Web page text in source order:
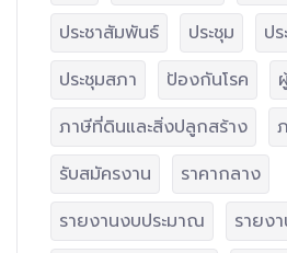
ประชาสัมพันธ์
ประชุม
ป
ประชุมสภา
ป้องกันโรค
ภาษีที่ดินและสิ่งปลูกสร้าง
รับสมัครงาน
ราคากลาง
รายงานงบประมาณ
รายง